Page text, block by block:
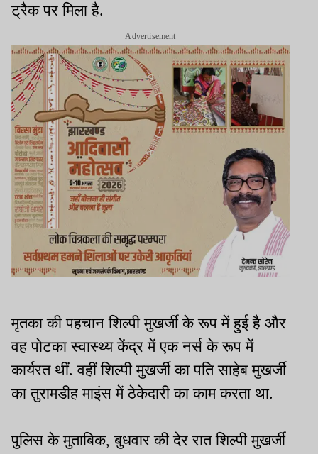
ट्रैक पर मिला है.
Advertisement
मृतका की पहचान शिल्पी मुखर्जी के रूप में हुई है और
वह पोटका स्वास्थ्य केंद्र में एक नर्स के रूप में
कार्यरत थीं. वहीं शिल्पी मुखर्जी का पति साहेब मुखर्जी
का तुरामडीह माइंस में ठेकेदारी का काम करता था.
पुलिस के मुताबिक, बुधवार की देर रात शिल्पी मुखर्जी